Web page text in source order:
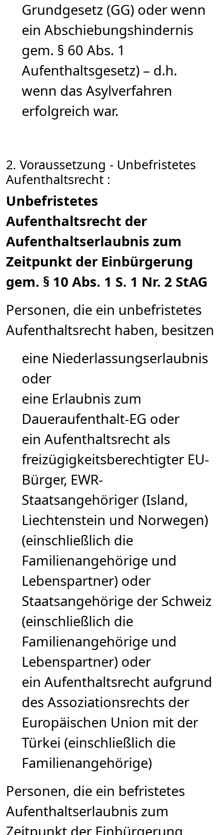
Grundgesetz (GG) oder wenn
ein Abschiebungshindernis
gem. § 60 Abs. 1
Aufenthaltsgesetz) – d.h.
wenn das Asylverfahren
erfolgreich war.
2. Voraussetzung - Unbefristetes
Aufenthaltsrecht :
Unbefristetes
Aufenthaltsrecht der
Aufenthaltserlaubnis zum
Zeitpunkt der Einbürgerung
gem. § 10 Abs. 1 S. 1 Nr. 2 StAG
Personen, die ein unbefristetes
Aufenthaltsrecht haben, besitzen
eine Niederlassungserlaubnis
oder
eine Erlaubnis zum
Daueraufenthalt-EG oder
ein Aufenthaltsrecht als
freizügigkeitsberechtigter EU-
Bürger, EWR-
Staatsangehöriger (Island,
Liechtenstein und Norwegen)
(einschließlich die
Familienangehörige und
Lebenspartner) oder
Staatsangehörige der Schweiz
(einschließlich die
Familienangehörige und
Lebenspartner) oder
ein Aufenthaltsrecht aufgrund
des Assoziationsrechts der
Europäischen Union mit der
Türkei (einschließlich die
Familienangehörige)
Personen, die ein befristetes
Aufenthaltserlaubnis zum
Zeitpunkt der Einbürgerung